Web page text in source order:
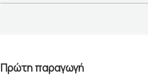
Πρώτη παραγωγή